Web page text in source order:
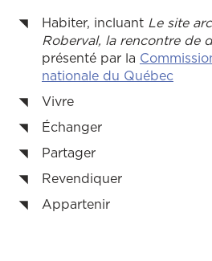
Habiter, incluant Le site
Roberval, la rencontre de
présenté par la
nationale du Québec
Vivre
Échanger
Partager
Revendiquer
Appartenir